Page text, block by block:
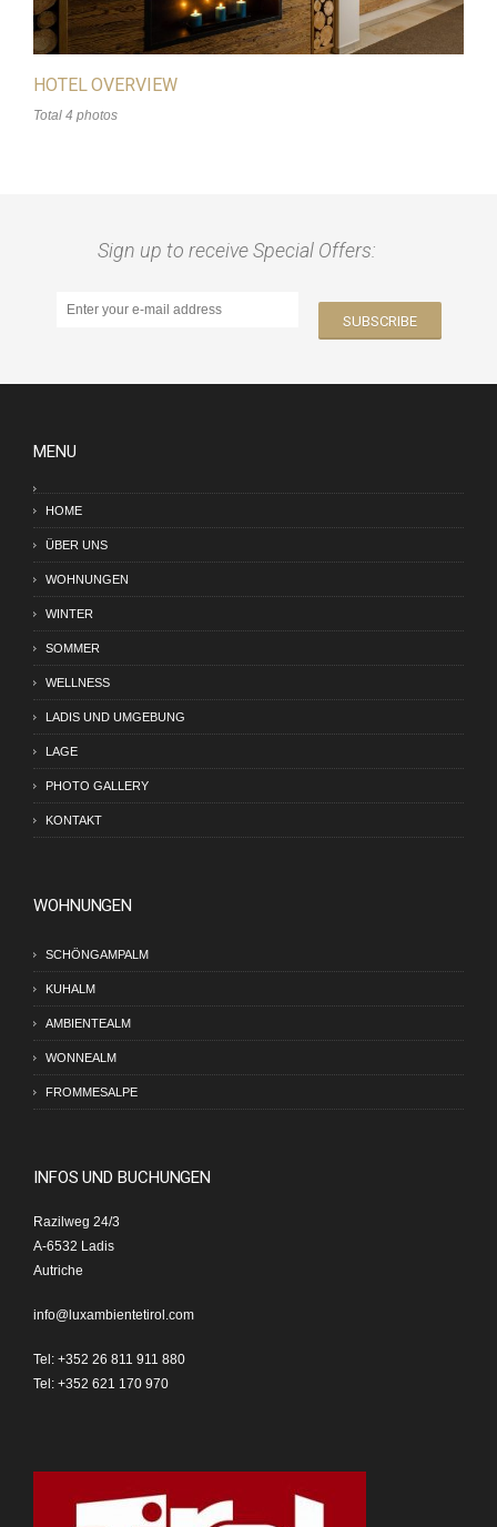
HOTEL OVERVIEW
Total 4 photos
Sign up to receive Special Offers:
MENU
HOME
ÜBER UNS
WOHNUNGEN
WINTER
SOMMER
WELLNESS
LADIS UND UMGEBUNG
LAGE
PHOTO GALLERY
KONTAKT
WOHNUNGEN
SCHÖNGAMPALM
KUHALM
AMBIENTEALM
WONNEALM
FROMMESALPE
INFOS UND BUCHUNGEN
Razilweg 24/3
A-6532 Ladis
Autriche
info@luxambientetirol.com
Tel: +352 26 811 911 880
Tel: +352 621 170 970